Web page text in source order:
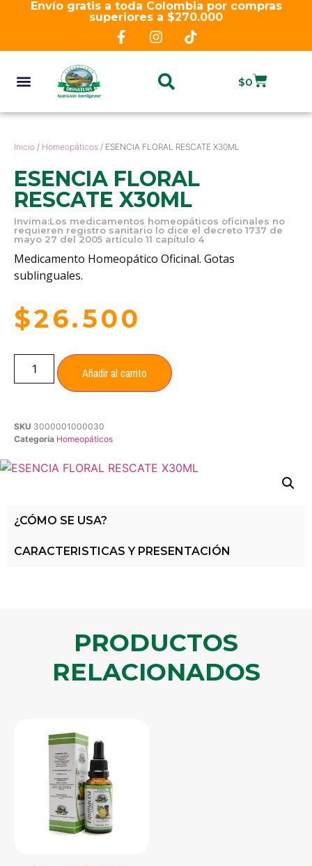
Envío gratis a toda Colombia por compras
superiores a $270.000
$0
Inicio / Homeopáticos / ESENCIA FLORAL RESCATE X30ML
ESENCIA FLORAL
RESCATE X30ML
Invima:Los medicamentos homeopáticos oficinales no
requieren registro sanitario lo dice el decreto 1737 de
mayo 27 del 2005 artículo 11 capítulo 4
Medicamento Homeopático Oficinal. Gotas
sublinguales.
$26.500
Añadir al carrito
SKU 3000001000030
Categoría Homeopáticos
¿CÓMO SE USA?
CARACTERISTICAS Y PRESENTACIÓN
PRODUCTOS
RELACIONADOS